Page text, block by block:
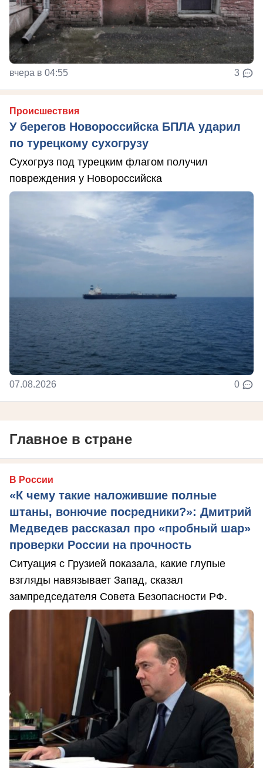
вчера в 04:55 3
Происшествия
У берегов Новороссийска БПЛА ударил
по турецкому сухогрузу
Сухогруз под турецким флагом получил
повреждения у Новороссийска
07.08.2026 0
Главное в стране
В России
«К чему такие наложившие полные
штаны, вонючие посредники?»: Дмитрий
Медведев рассказал про «пробный шар»
проверки России на прочность
Ситуация с Грузией показала, какие глупые
взгляды навязывает Запад, сказал
зампредседателя Совета Безопасности РФ.